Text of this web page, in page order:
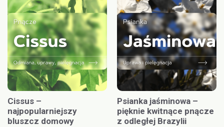
Cissus –
najpopularniejszy
bluszcz domowy
Psianka jaśminowa –
pięknie kwitnące pnącze
z odległej Brazylii